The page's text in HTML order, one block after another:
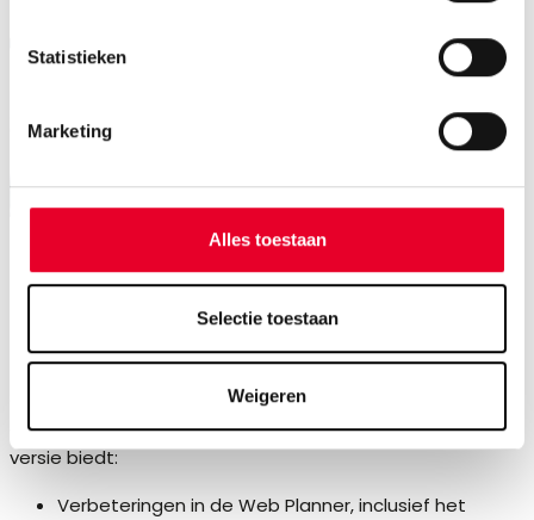
Statistieken
Marketing
Alles toestaan
Selectie toestaan
Weigeren
Proficy Scheduler: Wat
is nieuw in v7.6?
Optimaliseer uw planning en productie om processen
efficiënter te maken en levertijden te halen. De nieuwste
versie biedt:
Verbeteringen in de Web Planner, inclusief het